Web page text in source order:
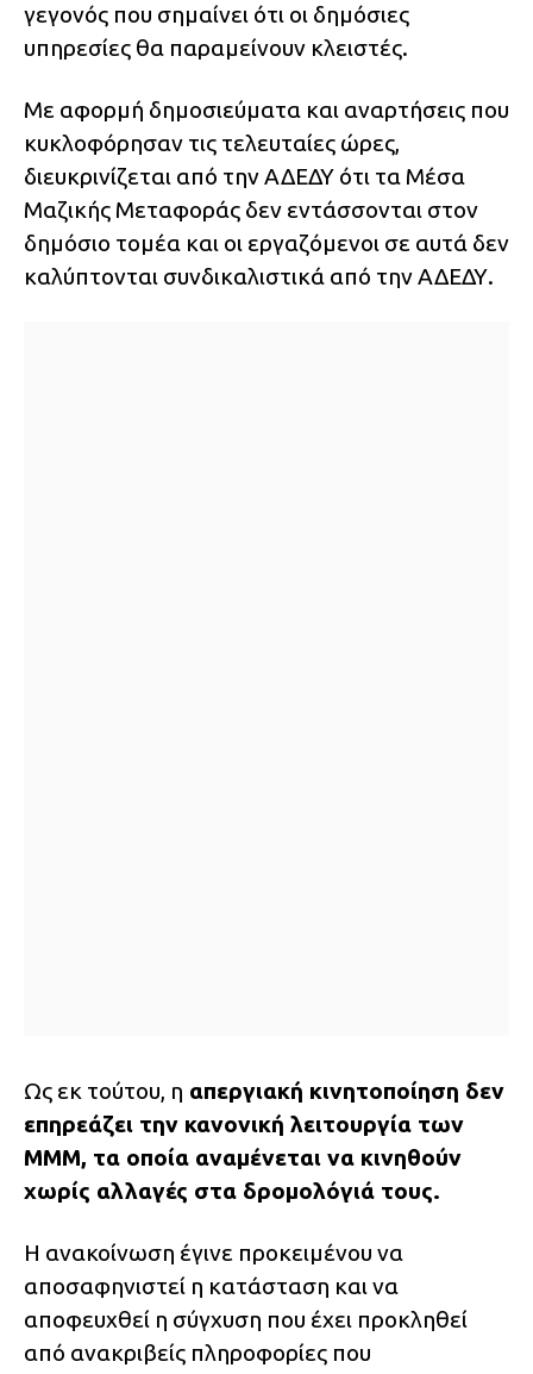
γεγονός που σημαίνει ότι οι δημόσιες
υπηρεσίες θα παραμείνουν κλειστές.
Με αφορμή δημοσιεύματα και αναρτήσεις που
κυκλοφόρησαν τις τελευταίες ώρες,
διευκρινίζεται από την ΑΔΕΔΥ ότι τα Μέσα
Μαζικής Μεταφοράς δεν εντάσσονται στον
δημόσιο τομέα και οι εργαζόμενοι σε αυτά δεν
καλύπτονται συνδικαλιστικά από την ΑΔΕΔΥ.
Ως εκ τούτου, η απεργιακή κινητοποίηση δεν
επηρεάζει την κανονική λειτουργία των
ΜΜΜ, τα οποία αναμένεται να κινηθούν
χωρίς αλλαγές στα δρομολόγιά τους.
Η ανακοίνωση έγινε προκειμένου να
αποσαφηνιστεί η κατάσταση και να
αποφευχθεί η σύγχυση που έχει προκληθεί
από ανακριβείς πληροφορίες που